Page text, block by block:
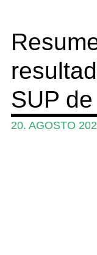
Wing y Foil
Mi cuenta
SUP
20. AGOSTO